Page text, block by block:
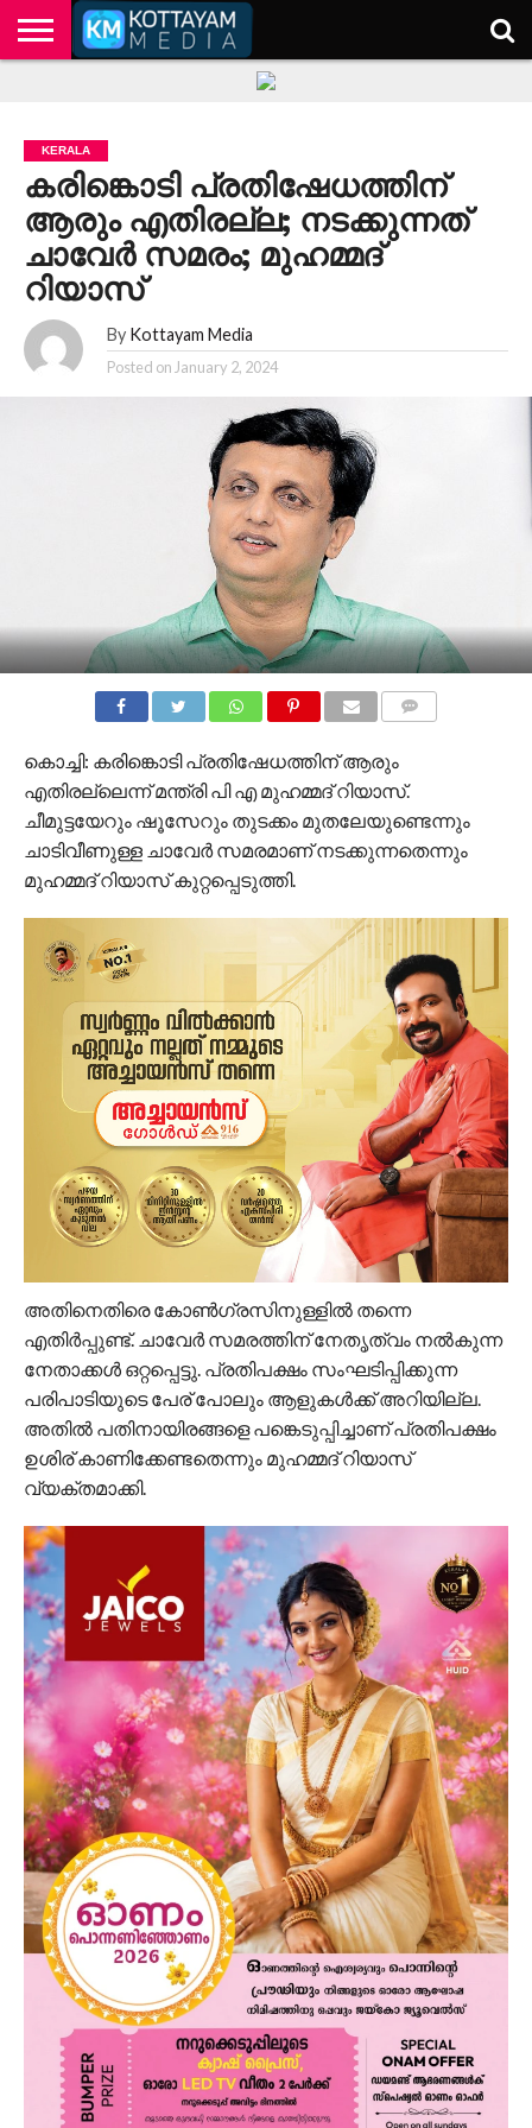
KERALA
കരിങ്കൊടി പ്രതിഷേധത്തിന്
ആരും എതിരല്ല; നടക്കുന്നത്
ചാവേർ സമരം; മുഹമ്മദ്
റിയാസ്
By Kottayam Media
Posted on January 2, 2024
കൊച്ചി: കരിങ്കൊടി പ്രതിഷേധത്തിന് ആരും
എതിരല്ലെന്ന് മന്ത്രി പി എ മുഹമ്മദ് റിയാസ്.
ചീമുട്ടയേറും ഷൂസേറും തുടക്കം മുതലേയുണ്ടെന്നും
ചാടിവീണുള്ള ചാവേര്‍ സമരമാണ് നടക്കുന്നതെന്നും
മുഹമ്മദ് റിയാസ് കുറ്റപ്പെടുത്തി.
അതിനെതിരെ കോണ്‍ഗ്രസിനുള്ളില്‍ തന്നെ
എതിര്‍പ്പുണ്ട്. ചാവേര്‍ സമരത്തിന് നേതൃത്വം നല്‍കുന്ന
നേതാക്കള്‍ ഒറ്റപ്പെട്ടു. പ്രതിപക്ഷം സംഘടിപ്പിക്കുന്ന
പരിപാടിയുടെ പേര് പോലും ആളുകൾക്ക് അറിയില്ല.
അതിൽ പതിനായിരങ്ങളെ പങ്കെടുപ്പിച്ചാണ് പ്രതിപക്ഷം
ഉശിര് കാണിക്കേണ്ടതെന്നും മുഹമ്മദ് റിയാസ്
വ്യക്തമാക്കി.